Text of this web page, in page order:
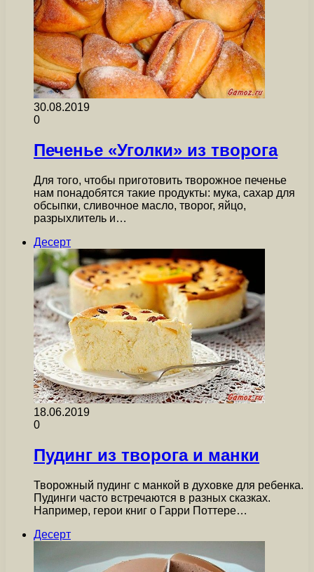
30.08.2019
0
Печенье «Уголки» из творога
Для того, чтобы приготовить творожное печенье
нам понадобятся такие продукты: мука, сахар для
обсыпки, сливочное масло, творог, яйцо,
разрыхлитель и…
Десерт
18.06.2019
0
Пудинг из творога и манки
Творожный пудинг с манкой в духовке для ребенка.
Пудинги часто встречаются в разных сказках.
Например, герои книг о Гарри Поттере…
Десерт